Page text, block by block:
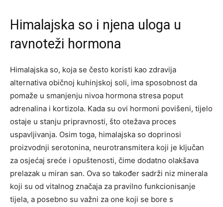
Himalajska so i njena uloga u
ravnoteži hormona
Himalajska so, koja se često koristi kao zdravija
alternativa običnoj kuhinjskoj soli, ima sposobnost da
pomaže u smanjenju nivoa hormona stresa poput
adrenalina i kortizola. Kada su ovi hormoni povišeni, tijelo
ostaje u stanju pripravnosti, što otežava proces
uspavljivanja. Osim toga, himalajska so doprinosi
proizvodnji serotonina, neurotransmitera koji je ključan
za osjećaj sreće i opuštenosti, čime dodatno olakšava
prelazak u miran san. Ova so također sadrži niz minerala
koji su od vitalnog značaja za pravilno funkcionisanje
tijela, a posebno su važni za one koji se bore s